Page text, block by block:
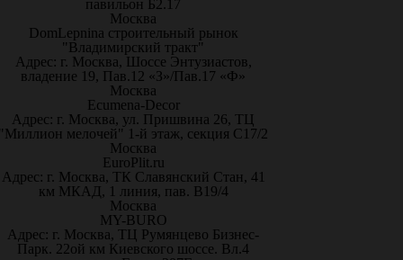
павильон Б2.17
Москва
DomLepnina строительный рынок
"Владимирский тракт"
Адрес: г. Москва, Шоссе Энтузиастов,
владение 19, Пав.12 «З»/Пав.17 «Ф»
Москва
Ecumena-Decor
Адрес: г. Москва, ул. Пришвина 26, ТЦ
мелочей" 1-й этаж, секция С17/2
Москва
EuroPlit.ru
Адрес: г. Москва, ТК Славянский Стан, 41
км МКАД, 1 линия, пав. В19/4
Москва
MY-BURO
Адрес: г. Москва, ТЦ Румянцево Бизнес-
Парк. 22ой км Киевского шоссе. Вл.4